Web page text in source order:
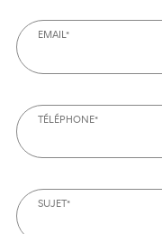
EMAIL*
TÉLÉPHONE*
SUJET*